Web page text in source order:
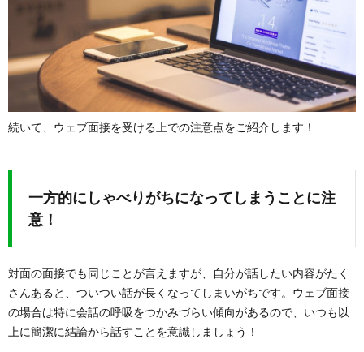
続いて、ウェブ面接を受ける上での注意点をご紹介します！
一方的にしゃべりがちになってしまうことに注
意！
対面の面接でも同じことが言えますが、自分が話したい内容がたく
さんあると、ついつい話が長くなってしまいがちです。ウェブ面接
の場合は特に会話の呼吸をつかみづらい傾向があるので、いつも以
上に簡潔に結論から話すことを意識しましょう！